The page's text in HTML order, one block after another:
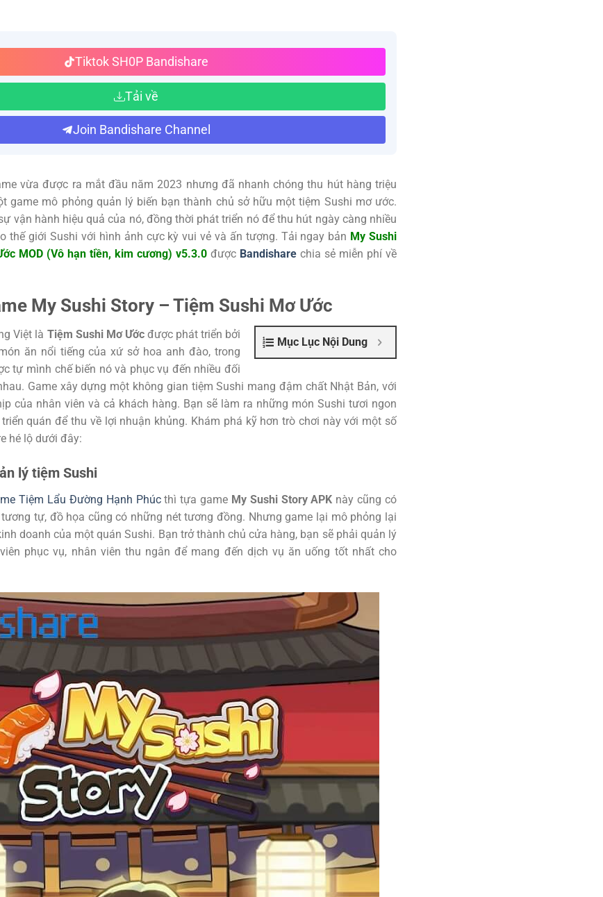
Tiktok SH0P Bandishare
Tải về
Join Bandishare Channel
vừa được ra mắt đầu năm 2023 nhưng đã nhanh chóng thu hút hàng triệu
game mô phỏng quản lý biến bạn thành chủ sở hữu một tiệm Sushi mơ ước.
vận hành hiệu quả của nó, đồng thời phát triển nó để thu hút ngày càng nhiều
thế giới Sushi với hình ảnh cực kỳ vui vẻ và ấn tượng. Tải ngay bản My Sushi
MOD (Vô hạn tiền, kim cương) v5.3.0 được Bandishare chia sẻ miễn phí về
My Sushi Story – Tiệm Sushi Mơ Ước
Mục Lục Nội Dung
Việt là Tiệm Sushi Mơ Ướcđược phát triển bởi
ăn nổi tiếng của xứ sở hoa anh đào, trong
tự mình chế biến nó và phục vụ đến nhiều đối
Game xây dựng một không gian tiệm Sushi mang đậm chất Nhật Bản, với
của nhân viên và cả khách hàng. Bạn sẽ làm ra những món Sushi tươi ngon
quán để thu về lợi nhuận khủng. Khám phá kỹ hơn trò chơi này với một số
hé lộ dưới đây:
lý tiệm Sushi
Tiệm Lẩu Đường Hạnh Phúcthì tựa game My Sushi Story APK này cũng có
tự, đồ họa cũng có những nét tương đồng. Nhưng game lại mô phỏng lại
doanh của một quán Sushi. Bạn trở thành chủ cửa hàng, bạn sẽ phải quản lý
phục vụ, nhân viên thu ngân để mang đến dịch vụ ăn uống tốt nhất cho